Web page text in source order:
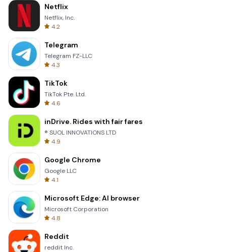
Netflix
Netflix, Inc.
4.2
Telegram
Telegram FZ-LLC
4.3
TikTok
TikTok Pte. Ltd.
4.6
inDrive. Rides with fair fares
® SUOL INNOVATIONS LTD
4.9
Google Chrome
Google LLC
4.1
Microsoft Edge: AI browser
Microsoft Corporation
4.8
Reddit
reddit Inc.